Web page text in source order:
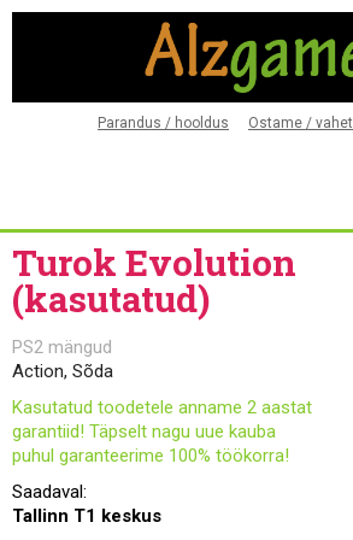
Parandus / hooldus Ostame /
Turok Evolution
(kasutatud)
PS2 mängud
Action, Sõda
Kasutatud toodetele anname 2 aastat
garantiid! Täpselt nagu uue kauba
puhul garanteerime 100% töökorra!
Saadaval:
Tallinn T1 keskus